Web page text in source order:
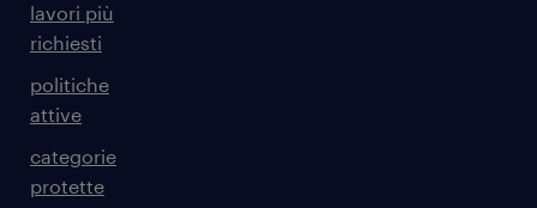
lavori più
richiesti
politiche
attive
categorie
protette